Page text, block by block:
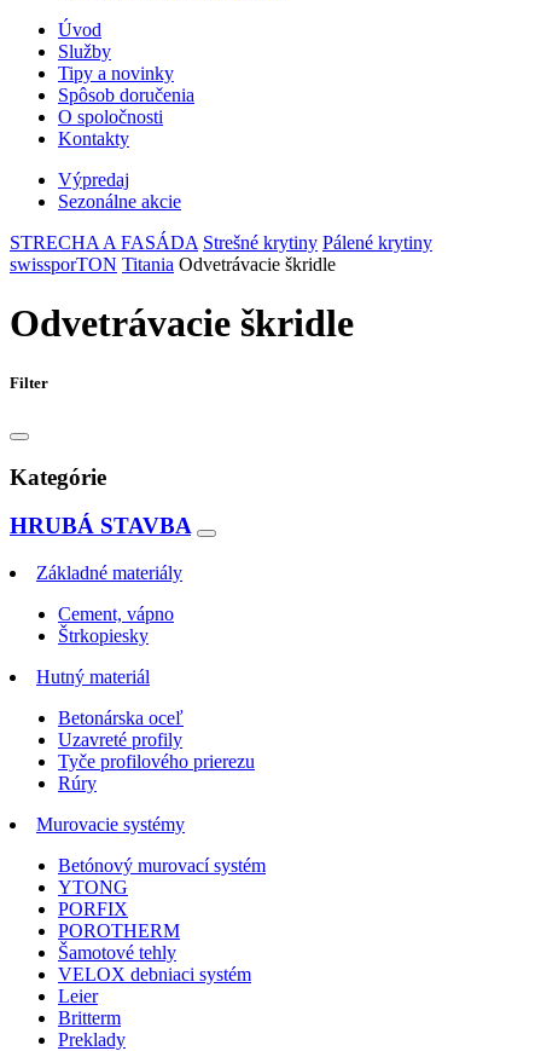
Úvod
Služby
Tipy a novinky
Spôsob doručenia
O spoločnosti
Kontakty
Výpredaj
Sezonálne akcie
STRECHA A FASÁDA Strešné krytiny Pálené krytiny
swissporTON Titania Odvetrávacie škridle
Odvetrávacie škridle
Filter
Kategórie
HRUBÁ STAVBA
Základné materiály
Cement, vápno
Štrkopiesky
Hutný materiál
Betonárska oceľ
Uzavreté profily
Tyče profilového prierezu
Rúry
Murovacie systémy
Betónový murovací systém
YTONG
PORFIX
POROTHERM
Šamotové tehly
VELOX debniaci systém
Leier
Britterm
Preklady